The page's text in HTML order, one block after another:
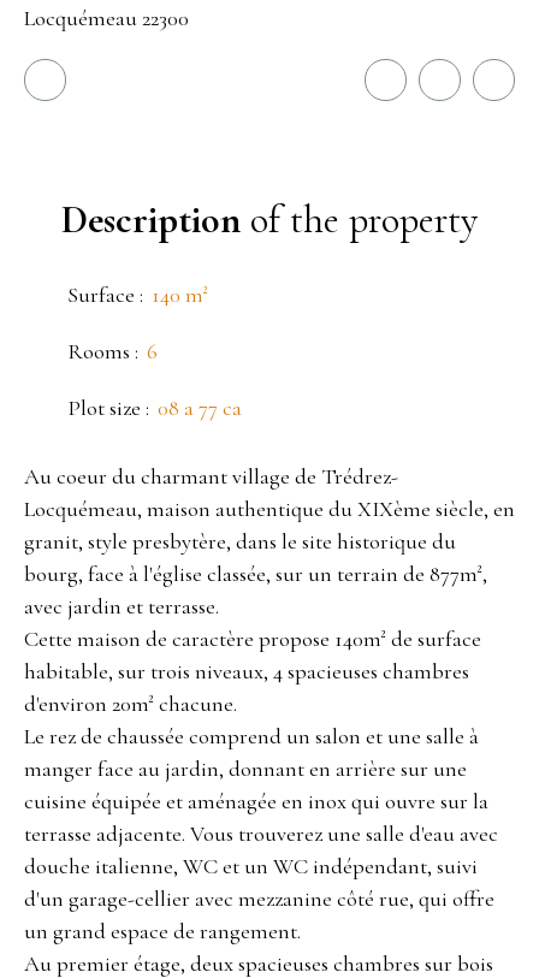
Locquémeau 22300
Description of the property
Surface : 140 m²
Rooms : 6
Plot size : 08 a 77 ca
Au coeur du charmant village de Trédrez-
Locquémeau, maison authentique du XIXème siècle, en
granit, style presbytère, dans le site historique du
bourg, face à l'église classée, sur un terrain de 877m²,
avec jardin et terrasse.
Cette maison de caractère propose 140m² de surface
habitable, sur trois niveaux, 4 spacieuses chambres
d'environ 20m² chacune.
Le rez de chaussée comprend un salon et une salle à
manger face au jardin, donnant en arrière sur une
cuisine équipée et aménagée en inox qui ouvre sur la
terrasse adjacente. Vous trouverez une salle d'eau avec
douche italienne, WC et un WC indépendant, suivi
d'un garage-cellier avec mezzanine côté rue, qui offre
un grand espace de rangement.
Au premier étage, deux spacieuses chambres sur bois